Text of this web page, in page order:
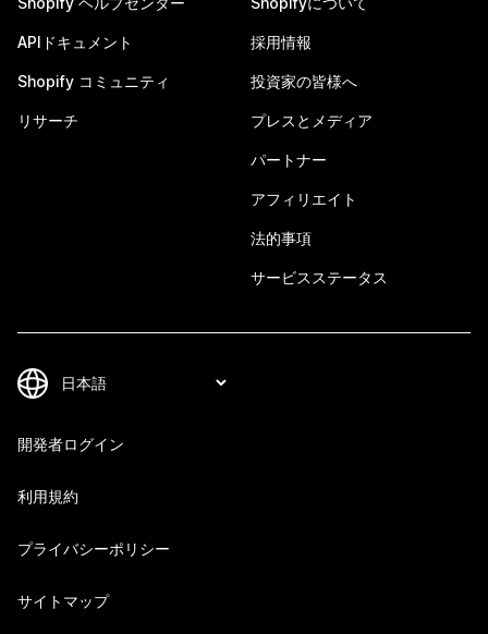
APIドキュメント
Shopify コミュニティ
リサーチ
採用情報
投資家の皆様へ
プレスとメディア
パートナー
アフィリエイト
法的事項
サービスステータス
開発者ログイン
利用規約
プライバシーポリシー
サイトマップ